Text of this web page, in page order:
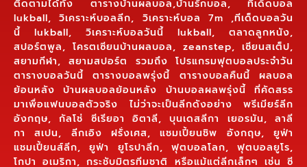
ติดตามได้ทั้ง ตารางบ้านผลบอล,บ้านรักบอล, ทีเด็ดบอล
lukball, วิเคราะห์บอลลีก, วิเคราะห์บอล 7m ,ทีเด็ดบอลวัน
นี้ lukball, วิเคราะห์บอลวันนี้ lukball, ตลาดลูกหนัง,
สปอร์ตพูล, โครตเซียนบ้านผลบอล, zeanstep, เซียนสเต็ป,
สยามกีฬา, สยามสปอร์ต รวมถึง โปรแกรมฟุตบอลประจำวัน
ตารางบอลวันนี้ ตารางบอลพรุ่งนี้ ตารางบอลคืนนี้ ผลบอล
ย้อนหลัง บ้านผลบอลย้อนหลัง บ้านบอลผลพรุ่งนี้ ที่คัดสรร
มาเพื่อแฟนบอลตัวจริง ไม่ว่าจะเป็นลีกดังอย่าง พรีเมียร์ลีก
อังกฤษ, กัลโช่ ซีเรียอา อิตาลี, บุนเดสลีกา เยอรมัน, ลาลี
กา สเปน, ลีกเอิง ฝรั่งเศส, แชมเปี้ยนชิพ อังกฤษ, ยูฟ่า
แชมเปี้ยนส์ลีก, ยูฟ่า ยูโรปาลีก, ฟุตบอลโลก, ฟุตบอลยูโร,
โกปา อเมริกา, กระชับมิตรทีมชาติ หรือแม้แต่ลีกเล็กๆ เช่น ซี